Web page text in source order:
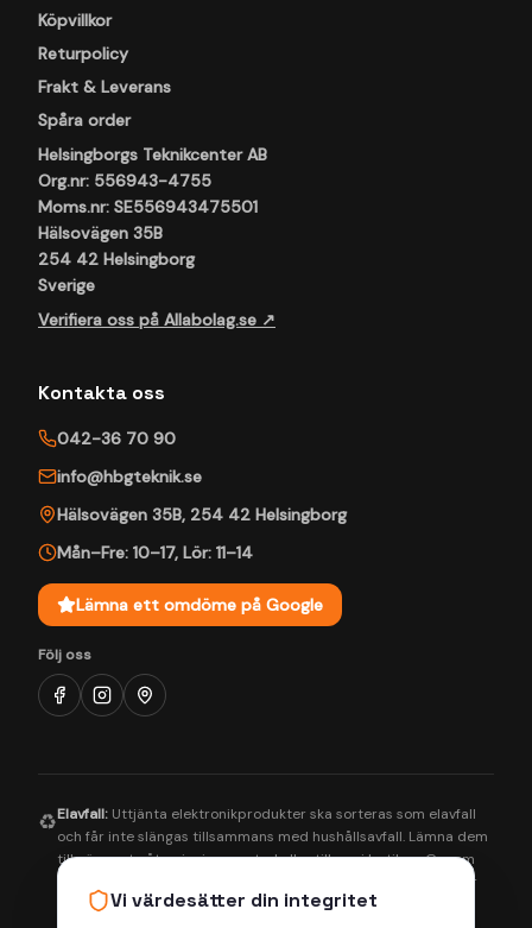
Vi värdesätter din integritet
Köpvillkor
Returpolicy
Frakt & Leverans
Spåra order
Helsingborgs Teknikcenter AB
Org.nr: 556943-4755
Moms.nr: SE556943475501
Hälsovägen 35B
254 42 Helsingborg
Sverige
Verifiera oss på Allabolag.se ↗
Kontakta oss
042-36 70 90
info@hbgteknik.se
Hälsovägen 35B, 254 42 Helsingborg
Mån–Fre: 10–17, Lör: 11–14
Lämna ett omdöme på Google
Följ oss
♻️Elavfall: Uttjänta elektronikprodukter ska sorteras som elavfall
och får inte slängas tillsammans med hushållsavfall. Lämna dem
till närmaste återvinningscentral eller till oss i butiken. Genom
korrekt hantering bidrar du till en bättre miljö och säkerställer
att farliga ämnen tas om hand på rätt sätt.